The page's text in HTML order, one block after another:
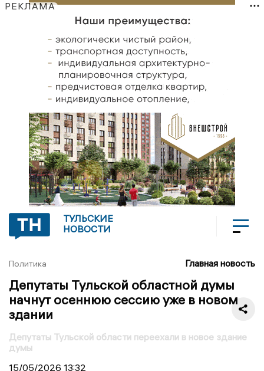
РЕКЛАМА
ТУЛЬСКИЕ
НОВОСТИ
Политика Главная новость
Депутаты Тульской областной думы
начнут осеннюю сессию уже в новом
здании
Депутаты Тульской области переехали в новое здание
думы
15/05/2026 13:32